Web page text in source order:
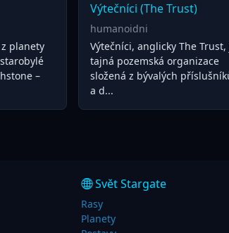
planety
–
Výtečníci (The Trust)
humanoidni
Výtečníci, anglicky The Trust,
tajná pozemská organizace
složená z bývalých
a d...
Svět Stargate
Rasy
Planety